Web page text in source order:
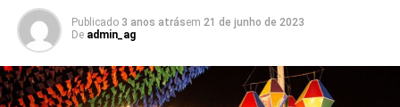
Publicado 3 anos atrásem 21 de junho de 2023
De admin_ag